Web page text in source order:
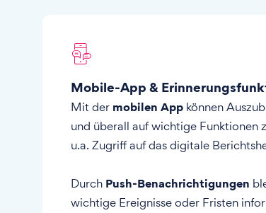
Mobile-App &
Mit der mobilen App können
und überall auf wichtige Funktionen
u.a. Zugriff auf das digitale
Durch Push-Benachrichtigungen
wichtige Ereignisse oder Fristen